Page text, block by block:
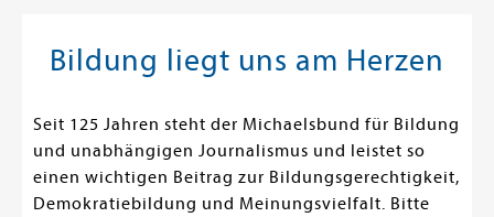
Bildung liegt uns am Herzen
Seit 125 Jahren steht der Michaelsbund für Bildung
und unabhängigen Journalismus und leistet so
einen wichtigen Beitrag zur Bildungsgerechtigkeit,
Demokratiebildung und Meinungsvielfalt. Bitte